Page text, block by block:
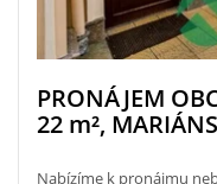
PRONÁJEM
22 m²,
Nabízíme k pronájmu